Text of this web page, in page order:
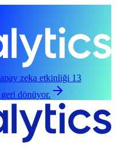
zeka etkinliği 13
dönüyor.